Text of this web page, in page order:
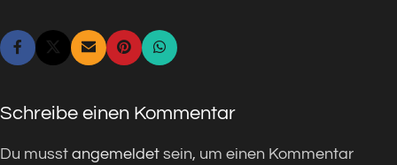
Schreibe einen Kommentar
Du musst angemeldet sein, um einen Kommentar